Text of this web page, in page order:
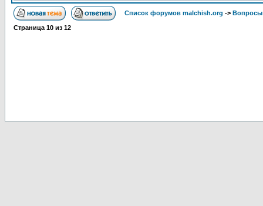
Список форумов malchish.org -> Вопросы
Страница 10 из 12